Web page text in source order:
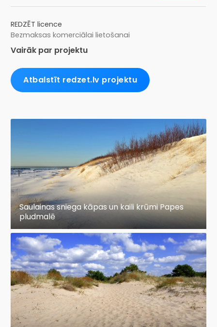
REDZĒT licence
Bezmaksas komerciālai lietošanai
Vairāk par projektu
Atbalstīt redzet.lv projektu
Saulainas sniega kāpas un kaili krūmi Papes
pludmalē